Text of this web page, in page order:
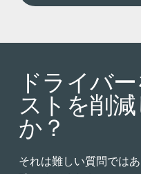
ドライバ
ストを削
か？
それは難しい質問では